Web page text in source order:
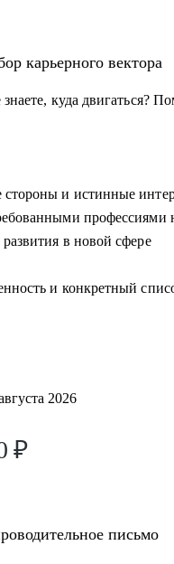
карьерного вектора
куда двигаться?
и истинные
профессиями
в новой сфере
и конкретный
2026
₽
письмо